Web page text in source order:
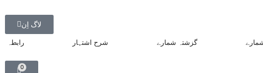
لاگ اِن
رابطہ شرح اشتہار گزشتہ شمارے
0